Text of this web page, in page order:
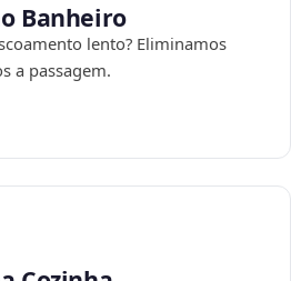
Banheiro
lento? Eliminamos
a passagem.